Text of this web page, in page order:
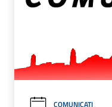
COMUNICATI